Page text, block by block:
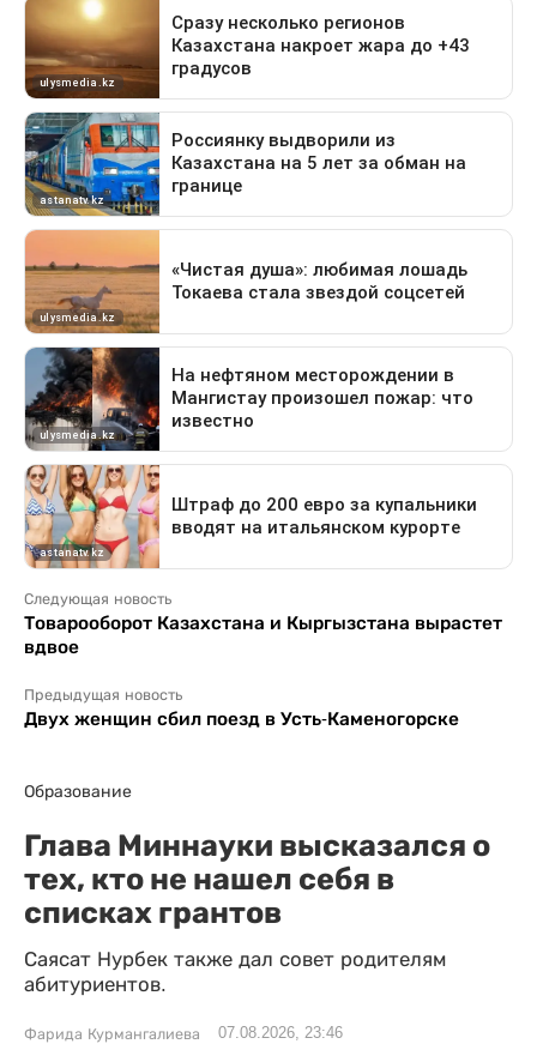
Следующая новость
Товарооборот Казахстана и Кыргызстана вырастет
вдвое
Предыдущая новость
Двух женщин сбил поезд в Усть-Каменогорске
Образование
Глава Миннауки высказался о
тех, кто не нашел себя в
списках грантов
Саясат Нурбек также дал совет родителям
абитуриентов.
Фарида Курмангалиева 07.08.2026, 23:46